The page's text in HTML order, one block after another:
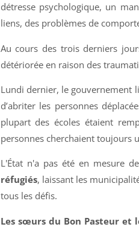
détresse psychologique, un
liens, des problèmes de
Au cours des trois derniers
détériorée en raison des
Lundi dernier, le gouvernement
d’abriter les personnes
plupart des écoles étaient
personnes cherchaient toujours
L'État n'a pas été en mesure
réfugiés, laissant les
tous les défis.
Les sœurs du Bon Pasteur et